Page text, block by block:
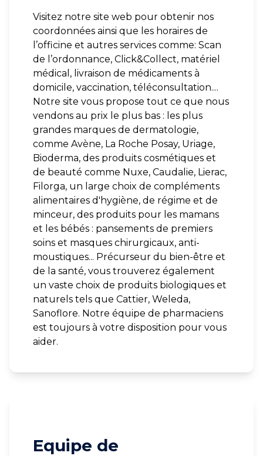
Visitez notre site web pour obtenir nos
coordonnées ainsi que les horaires de
l’officine et autres services comme: Scan
de l’ordonnance, Click&Collect, matériel
médical, livraison de médicaments à
domicile, vaccination, téléconsultation....
Notre site vous propose tout ce que nous
vendons au prix le plus bas : les plus
grandes marques de dermatologie,
comme Avène, La Roche Posay, Uriage,
Bioderma, des produits cosmétiques et
de beauté comme Nuxe, Caudalie, Lierac,
Filorga, un large choix de compléments
alimentaires d'hygiène, de régime et de
minceur, des produits pour les mamans
et les bébés : pansements de premiers
soins et masques chirurgicaux, anti-
moustiques... Précurseur du bien-être et
de la santé, vous trouverez également
un vaste choix de produits biologiques et
naturels tels que Cattier, Weleda,
Sanoflore. Notre équipe de pharmaciens
est toujours à votre disposition pour vous
aider.
Equipe de